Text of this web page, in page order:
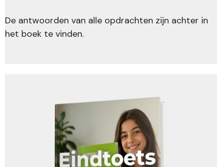
De antwoorden van alle opdrachten zijn achter in
het boek te vinden.